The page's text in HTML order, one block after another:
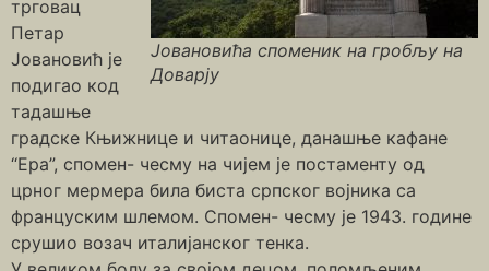
Јовановића споменик на гробљу на
Доварју
трговац
Петар
Јовановић је
подигао код
тадашње
градске Књижнице и читаонице, данашње кафане
“Ера”, спомен- чесму на чијем је постаменту од
црног мермера била биста српског војника са
француским шлемом. Спомен- чесму је 1943. године
срушио возач италијанског тенка.